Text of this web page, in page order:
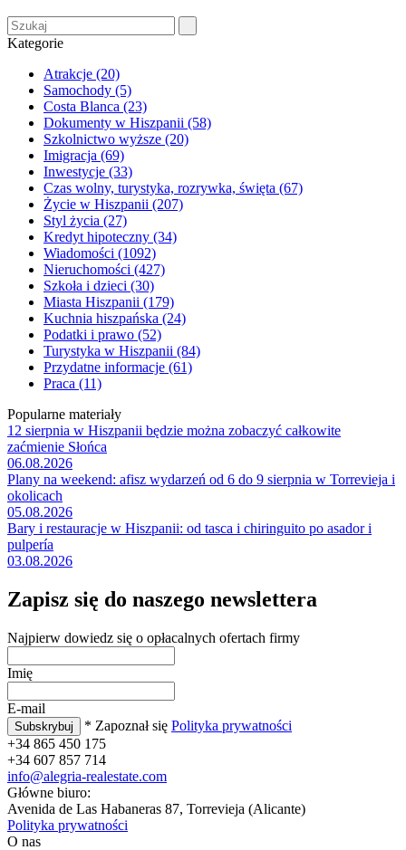
Kategorie
Atrakcje (20)
Samochody (5)
Costa Blanca (23)
Dokumenty w Hiszpanii (58)
Szkolnictwo wyższe (20)
Imigracja (69)
Inwestycje (33)
Czas wolny, turystyka, rozrywka, święta (67)
Życie w Hiszpanii (207)
Styl życia (27)
Kredyt hipoteczny (34)
Wiadomości (1092)
Nieruchomości (427)
Szkoła i dzieci (30)
Miasta Hiszpanii (179)
Kuchnia hiszpańska (24)
Podatki i prawo (52)
Turystyka w Hiszpanii (84)
Przydatne informacje (61)
Praca (11)
Popularne materiały
12 sierpnia w Hiszpanii będzie można zobaczyć całkowite
zaćmienie Słońca
06.08.2026
Plany na weekend: afisz wydarzeń od 6 do 9 sierpnia w Torrevieja i
okolicach
05.08.2026
Bary i restauracje w Hiszpanii: od tasca i chiringuito po asador i
pulpería
03.08.2026
Zapisz się do naszego newslettera
Najpierw dowiedz się o opłacalnych ofertach firmy
Imię
E-mail
* Zapoznał się Polityka prywatności
+34 865 450 175
+34 607 857 714
info@alegria-realestate.com
Główne biuro:
Avenida de Las Habaneras 87, Torrevieja (Alicante)
Polityka prywatności
O nas